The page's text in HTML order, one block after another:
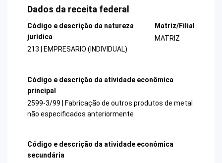
Dados da receita federal
Código e descrição da natureza
jurídica
213 | EMPRESARIO (INDIVIDUAL)
Matriz/Filial
MATRIZ
Código e descrição da atividade econômica
principal
2599-3/99 | Fabricação de outros produtos de metal
não especificados anteriormente
Código e descrição da atividade econômica
secundária